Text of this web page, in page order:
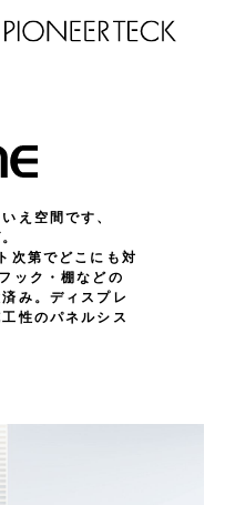
え空間です、
次第でどこにも対
ック・棚などの
み。ディスプレ
性のパネルシス